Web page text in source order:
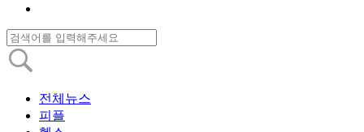
전체뉴스
피플